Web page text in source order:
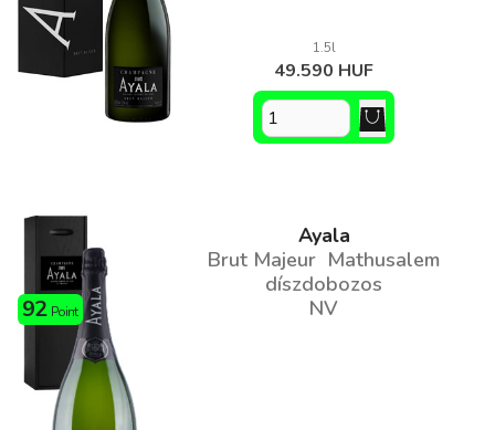
1.5l
49.590 HUF
92 Point
Ayala
Brut Majeur Mathusalem
díszdobozos
NV